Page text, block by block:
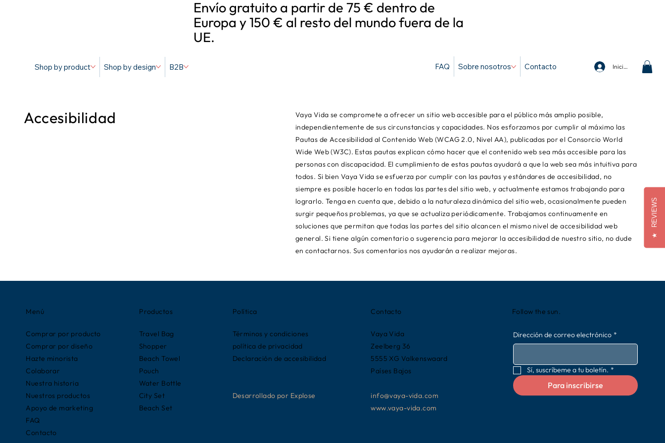
Shop by product Shop by design B2B Iniciar sesión
FAQ Sobre nosotros Contacto
Envío gratuito a partir de 75 € dentro de
Europa y 150 € al resto del mundo fuera de la
UE.
Accesibilidad
Vaya Vida se compromete a ofrecer un sitio web accesible para el público más amplio posible,
independientemente de sus circunstancias y capacidades. Nos esforzamos por cumplir al máximo las
Pautas de Accesibilidad al Contenido Web (WCAG 2.0, Nivel AA), publicadas por el Consorcio World
Wide Web (W3C). Estas pautas explican cómo hacer que el contenido web sea más accesible para las
personas con discapacidad. El cumplimiento de estas pautas ayudará a que la web sea más intuitiva para
todos. Si bien Vaya Vida se esfuerza por cumplir con las pautas y estándares de accesibilidad, no
siempre es posible hacerlo en todas las partes del sitio web, y actualmente estamos trabajando para
lograrlo. Tenga en cuenta que, debido a la naturaleza dinámica del sitio web, ocasionalmente pueden
surgir pequeños problemas, ya que se actualiza periódicamente. Trabajamos continuamente en
soluciones que permitan que todas las partes del sitio alcancen el mismo nivel de accesibilidad web
general. Si tiene algún comentario o sugerencia para mejorar la accesibilidad de nuestro sitio, no dude
en contactarnos. Sus comentarios nos ayudarán a realizar mejoras.
Menú
Comprar por producto
Comprar por diseño
Hazte minorista
Colaborar
Nuestra historia
Nuestros productos
Apoyo de marketing
FAQ
Contacto
Productos
Travel Bag
Shopper
Beach Towel
Pouch
Water Bottle
City Set
Beach Set
Política
Términos y condiciones
política de privacidad
Declaración de accesibilidad
Desarrollado por Explose
Contacto
Vaya Vida
Zeelberg 36
5555 XG Valkenswaard
Países Bajos
info@vaya-vida.com
www.vaya-vida.com
Follow the sun.
Dirección de correo electrónico *
Sí, suscríbeme a tu boletín. *
Para inscribirse
★
REVIEWS